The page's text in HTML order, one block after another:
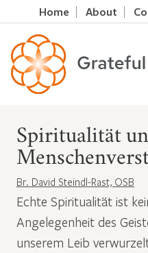
Home About
Spiritualität
Br. David Steindl-Rast, OSB
Echte Spiritualität ist
Angelegenheit des
unserem Leib